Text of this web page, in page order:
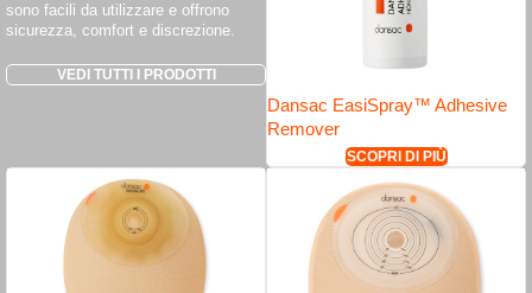
sono facili da utilizzare e offrono
sicurezza, comfort e discrezione.
VEDI TUTTI I PRODOTTI
Dansac EasiSpray™ Adhesive
Remover
SCOPRI DI PIÙ